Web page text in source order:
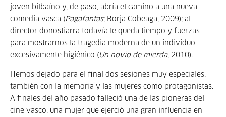
joven bilbaíno y, de paso, abría el camino a una nueva
comedia vasca (Pagafantas; Borja Cobeaga, 2009); al
director donostiarra todavía le queda tiempo y fuerzas
para mostrarnos la tragedia moderna de un individuo
excesivamente higiénico (Un novio de mierda, 2010).
Hemos dejado para el final dos sesiones muy especiales,
también con la memoria y las mujeres como protagonistas.
A finales del año pasado falleció una de las pioneras del
cine vasco, una mujer que ejerció una gran influencia en